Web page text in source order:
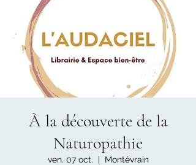
À la découverte de la
Naturopathie
ven. 07 oct.
  |
Montévrain